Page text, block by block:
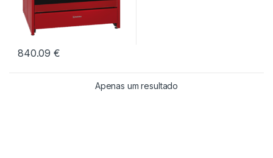
840.09€
Apenas um resultado